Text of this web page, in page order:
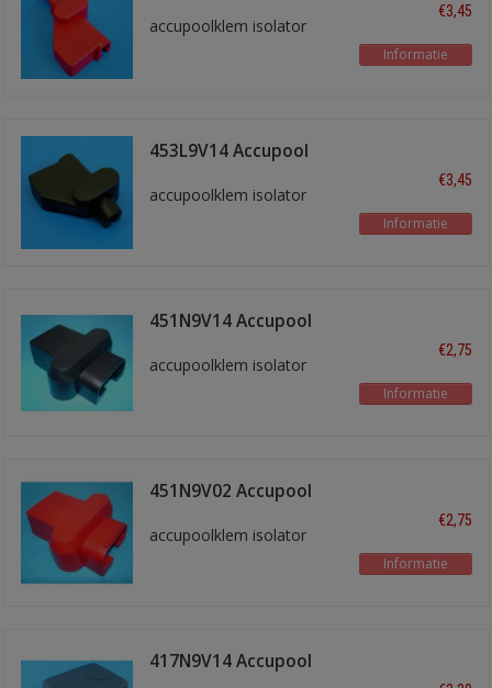
accupoolklem isolator
€3,45
Informatie
453L9V14 Accupool
accupoolklem isolator
€3,45
Informatie
451N9V14 Accupool
accupoolklem isolator
€2,75
Informatie
451N9V02 Accupool
accupoolklem isolator
€2,75
Informatie
417N9V14 Accupool